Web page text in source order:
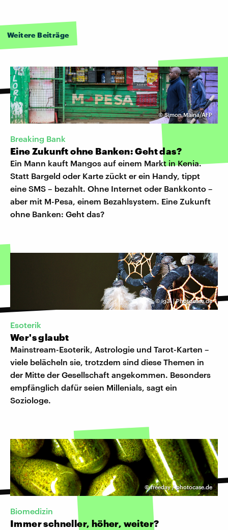
Weitere Beiträge
©Simon Maina/AFP
Breaking Bank
Eine Zukunft ohne Banken: Geht das?
Ein Mann kauft Mangos auf einem Markt in Kenia.
Statt Bargeld oder Karte zückt er ein Handy, tippt
eine SMS – bezahlt. Ohne Internet oder Bankkonto –
aber mit M-Pesa, einem Bezahlsystem. Eine Zukunft
ohne Banken: Geht das?
©ig3l | Photocase.de
Esoterik
Wer's glaubt
Mainstream-Esoterik, Astrologie und Tarot-Karten –
viele belächeln sie, trotzdem sind diese Themen in
der Mitte der Gesellschaft angekommen. Besonders
empfänglich dafür seien Millenials, sagt ein
Soziologe.
©freeday / photocase.de
Biomedizin
Immer schneller, höher, weiter?